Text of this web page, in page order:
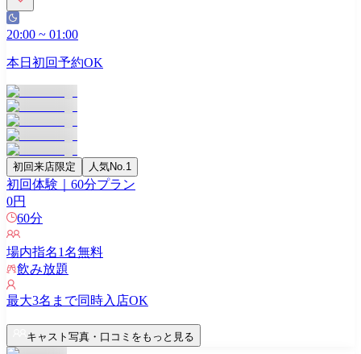
20:00 ~ 01:00
本日初回予約OK
初回来店限定 人気No.1
初回体験｜60分プラン
0円
60分
場内指名1名無料
飲み放題
最大3名まで同時入店OK
キャスト写真・口コミをもっと見る